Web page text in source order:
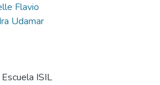
Flavio
Udamar
ISIL